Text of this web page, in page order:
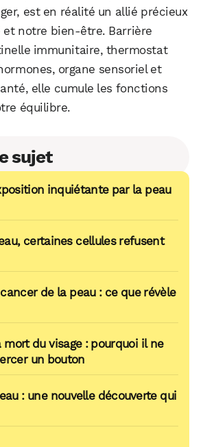
est en réalité un allié précieux
et notre bien-être. Barrière
immunitaire, thermostat
organe sensoriel et
elle cumule les fonctions
équilibre.
sujet
inquiétante par la peau
certaines cellules refusent
de la peau : ce que révèle
mort du visage : pourquoi il ne
un bouton
: une nouvelle découverte qui